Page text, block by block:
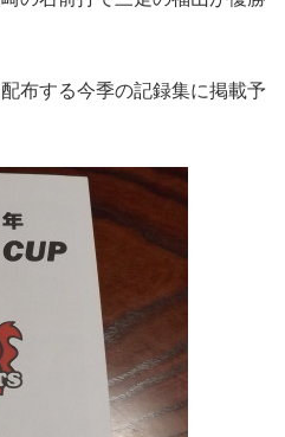
布する今季の記録集に掲載予